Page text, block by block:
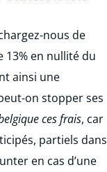
nous de
en nullité du
ainsi une
on stopper ses
ces frais, car
partiels dans
en cas d’une